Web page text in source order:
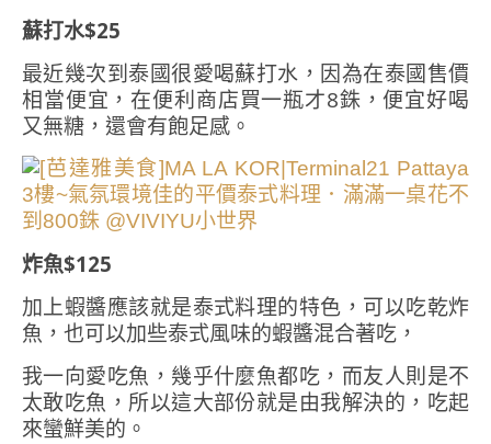
蘇打水$25
最近幾次到泰國很愛喝蘇打水，因為在泰國售價
相當便宜，在便利商店買一瓶才8銖，便宜好喝
又無糖，還會有飽足感。
炸魚$125
加上蝦醬應該就是泰式料理的特色，可以吃乾炸
魚，也可以加些泰式風味的蝦醬混合著吃，
我一向愛吃魚，幾乎什麼魚都吃，而友人則是不
太敢吃魚，所以這大部份就是由我解決的，吃起
來蠻鮮美的。